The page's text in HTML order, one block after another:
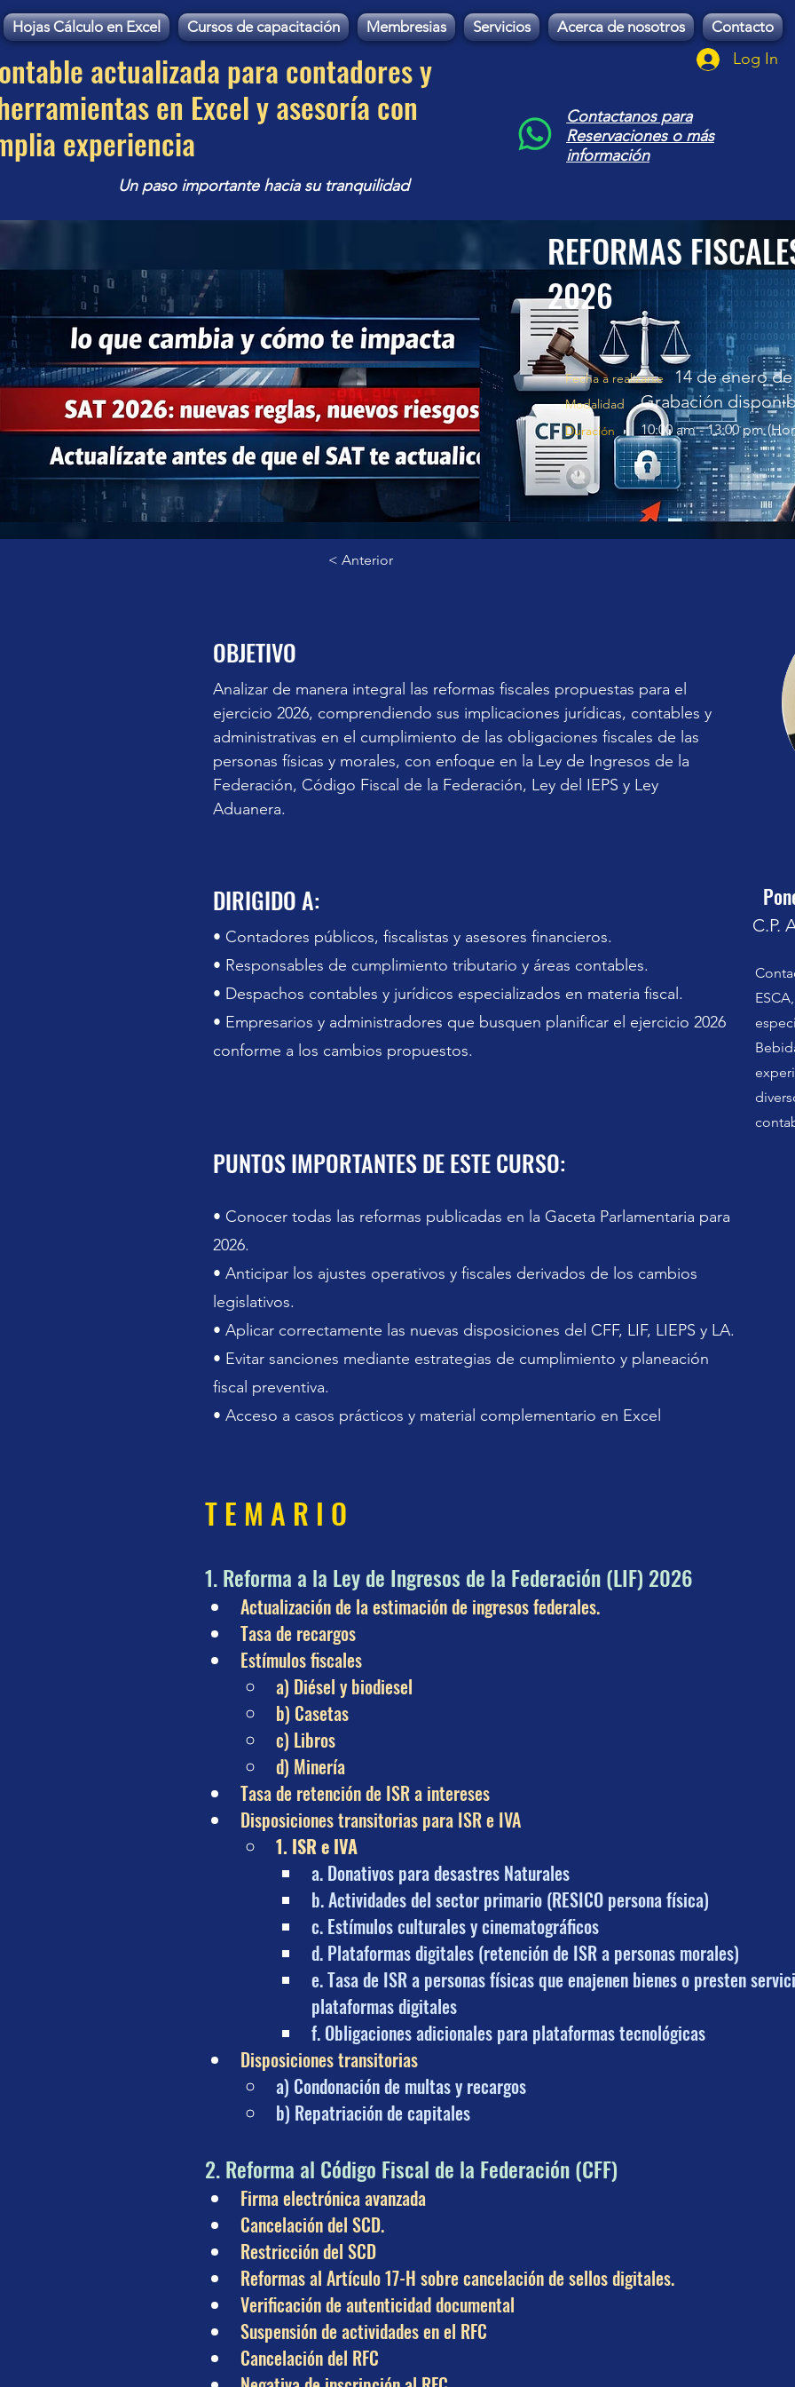
Hojas Cálculo en Excel Cursos de capacitación Membresias Servicios Acerca de nosotros Contacto
actualizada para contadores y
en Excel y asesoría con
experiencia
Log In
Contactanos para
Reservaciones o más
información
Un paso importante hacia su tranquilidad
REFORMAS
2026
-
Fecha a realizarse 14 de enero de
Modalidad Grabación
Duración 10:00 am - 13:00 pm
< Anterior
OBJETIVO
Analizar de manera integral las reformas fiscales propuestas para el
ejercicio 2026, comprendiendo sus implicaciones jurídicas, contables y
administrativas en el cumplimiento de las obligaciones fiscales de las
personas físicas y morales, con enfoque en la Ley de Ingresos de la
Federación, Código Fiscal de la Federación, Ley del IEPS y Ley
Aduanera.
DIRIGIDO A:
• Contadores públicos, fiscalistas y asesores financieros.
• Responsables de cumplimiento tributario y áreas contables.
• Despachos contables y jurídicos especializados en materia fiscal.
• Empresarios y administradores que busquen planificar el ejercicio 2026
conforme a los cambios propuestos.
C.P.
PUNTOS IMPORTANTES DE ESTE CURSO:
• Conocer todas las reformas publicadas en la Gaceta Parlamentaria para
2026.
• Anticipar los ajustes operativos y fiscales derivados de los cambios
legislativos.
• Aplicar correctamente las nuevas disposiciones del CFF, LIF, LIEPS y LA.
• Evitar sanciones mediante estrategias de cumplimiento y planeación
fiscal preventiva.
• Acceso a casos prácticos y material complementario en Excel
T E M A R I O
1. Reforma a la Ley de Ingresos de la Federación (LIF) 2026
Actualización de la estimación de ingresos federales.
Tasa de recargos
Estímulos fiscales
a) Diésel y biodiesel
b) Casetas
c) Libros
d) Minería
Tasa de retención de ISR a intereses
Disposiciones transitorias para ISR e IVA
1. ISR e IVA
a. Donativos para desastres Naturales
b. Actividades del sector primario (RESICO persona física)
c. Estímulos culturales y cinematográficos
d. Plataformas digitales (retención de ISR a personas morales)
e. Tasa de ISR a personas físicas que enajenen bienes o presten
plataformas digitales
f. Obligaciones adicionales para plataformas tecnológicas
Disposiciones transitorias
a) Condonación de multas y recargos
b) Repatriación de capitales
2. Reforma al Código Fiscal de la Federación (CFF)
Firma electrónica avanzada
Cancelación del SCD.
Restricción del SCD
Reformas al Artículo 17-H sobre cancelación de sellos digitales.
Verificación de autenticidad documental
Suspensión de actividades en el RFC
Cancelación del RFC